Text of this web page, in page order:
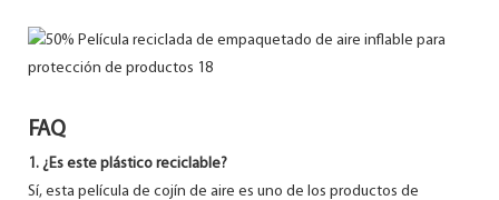
FAQ
1. ¿Es este plástico reciclable?
Sí, esta película de cojín de aire es uno de los productos de